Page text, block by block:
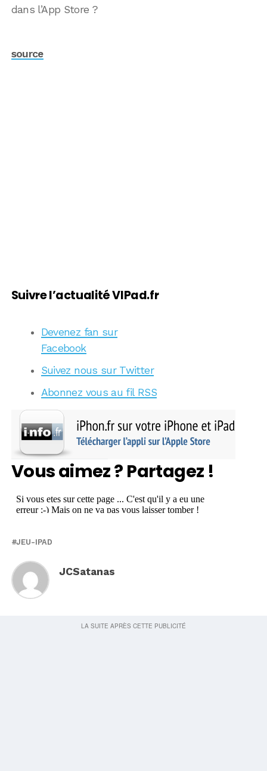
dans l’App Store ?
source
Suivre l’actualité VIPad.fr
Devenez fan sur
Facebook
Suivez nous sur Twitter
Abonnez vous au fil RSS
Vous aimez ? Partagez !
JEU-IPAD
JCSatanas